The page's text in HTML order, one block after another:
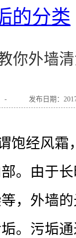
的分类
你外墙
- 发布日期：
经风霜
。由于
，外墙
。污垢